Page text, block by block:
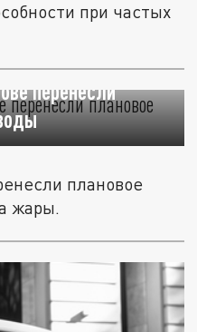
при частых
перенесли
плановое
жары.